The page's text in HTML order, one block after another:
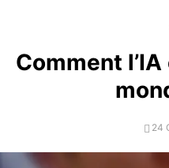
Comment
24